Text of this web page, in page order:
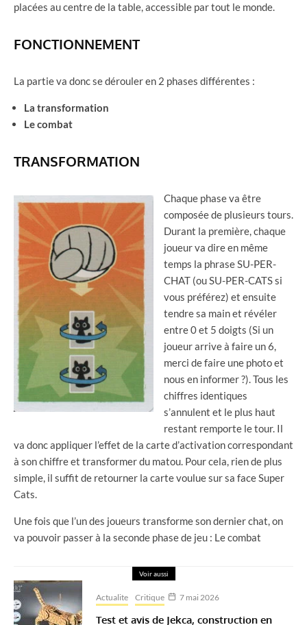
placées au centre de la table, accessible par tout le monde.
FONCTIONNEMENT
La partie va donc se dérouler en 2 phases différentes :
La transformation
Le combat
TRANSFORMATION
Chaque phase va être
composée de plusieurs tours.
Durant la première, chaque
joueur va dire en même
temps la phrase SU-PER-
CHAT (ou SU-PER-CATS si
vous préférez) et ensuite
tendre sa main et révéler
entre 0 et 5 doigts (Si un
joueur arrive à faire un 6,
merci de faire une photo et
nous en informer ?). Tous les
chiffres identiques
s’annulent et le plus haut
restant remporte le tour. Il
va donc appliquer l’effet de la carte d’activation correspondant
à son chiffre et transformer du matou. Pour cela, rien de plus
simple, il suffit de retourner la carte voulue sur sa face Super
Cats.
Une fois que l’un des joueurs transforme son dernier chat, on
va pouvoir passer à la seconde phase de jeu : Le combat
Voir aussi
Actualite Critique 7 mai 2026
Test et avis de Jekca, construction en